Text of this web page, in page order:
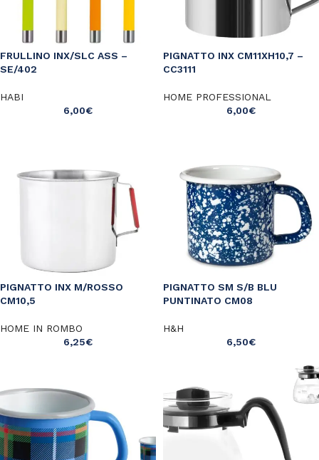
FRULLINO INX/SLC ASS –
SE/402
HABI
6,00€
PIGNATTO INX CM11XH10,7 –
CC3111
HOME PROFESSIONAL
6,00€
PIGNATTO INX M/ROSSO
CM10,5
HOME IN ROMBO
6,25€
PIGNATTO SM S/B BLU
PUNTINATO CM08
H&H
6,50€